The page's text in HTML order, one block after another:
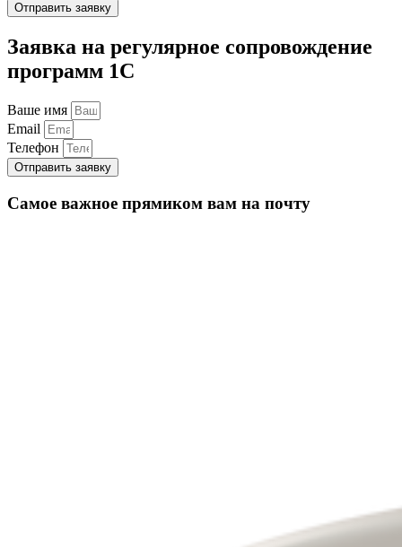
Отправить заявку
Заявка на регулярное сопровождение
программ 1С
Ваше имя
Email
Телефон
Отправить заявку
Самое важное прямиком вам на почту